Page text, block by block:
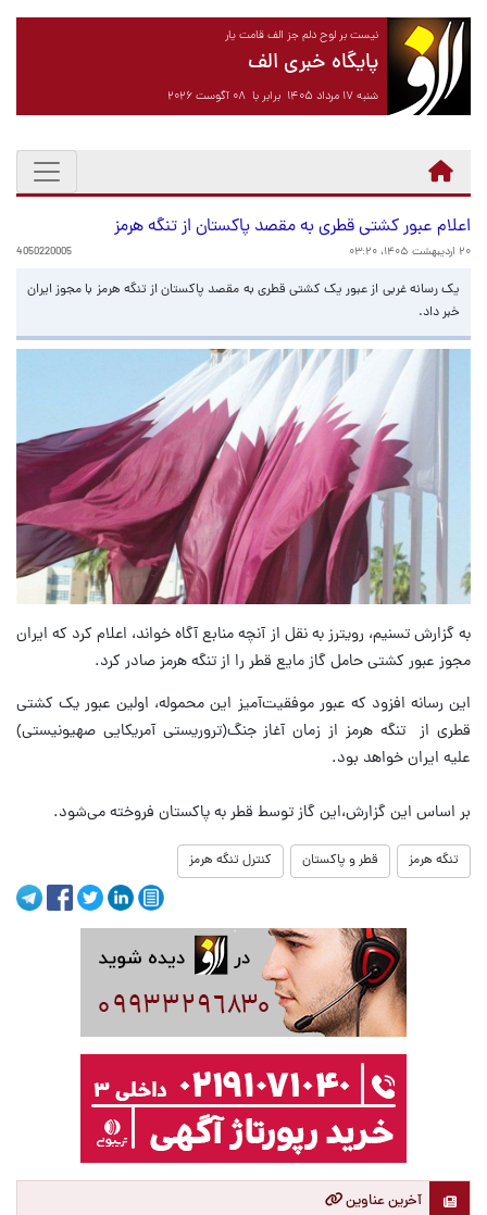
نیست بر لوح دلم جز الف قامت یار
پایگاه خبری الف
شنبه ۱۷ مرداد ۱۴۰۵ برابر با ۰۸ آگوست ۲۰۲۶
اعلام عبور کشتی قطری به مقصد پاکستان از تنگه هرمز
۲۰ اردیبهشت ۱۴۰۵، ۰۳:۲۰ 4050220005
یک رسانه غربی از عبور یک کشتی قطری به مقصد پاکستان از تنگه هرمز با مجوز ایران
خبر داد.
به گزارش تسنیم،‌ رویترز به نقل از آنچه منابع آگاه خواند، اعلام کرد که ایران
مجوز عبور کشتی حامل گاز مایع قطر را از تنگه هرمز صادر کرد.
این رسانه افزود که عبور موفقیت‌آمیز این محموله، اولین عبور یک کشتی
قطری از تنگه هرمز از زمان آغاز جنگ(تروریستی آمریکایی صهیونیستی)
علیه ایران خواهد بود.
بر اساس این گزارش،‌این گاز توسط قطر به پاکستان فروخته می‌شود.
تنگه هرمز قطر و پاکستان کنترل تنگه هرمز
آخرین عناوین